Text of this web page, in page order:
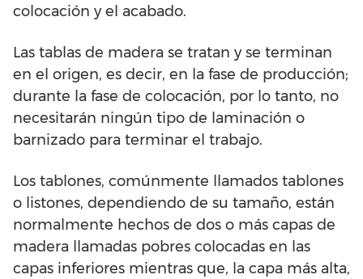
colocación y el acabado.
Las tablas de madera se tratan y se terminan
en el origen, es decir, en la fase de producción;
durante la fase de colocación, por lo tanto, no
necesitarán ningún tipo de laminación o
barnizado para terminar el trabajo.
Los tablones, comúnmente llamados tablones
o listones, dependiendo de su tamaño, están
normalmente hechos de dos o más capas de
madera llamadas pobres colocadas en las
capas inferiores mientras que, la capa más alta,